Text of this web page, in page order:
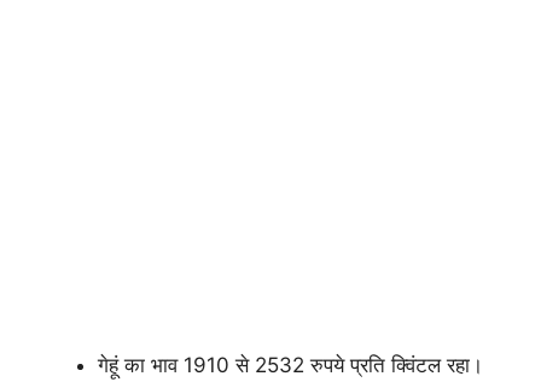
गेहूं का भाव 1910 से 2532 रुपये प्रति क्विंटल रहा।